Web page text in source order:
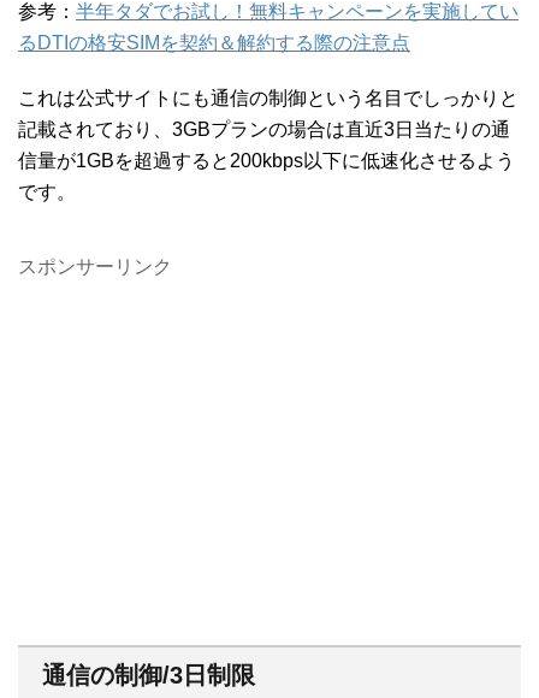
参考： 半年タダでお試し！無料キャンペーンを実施してい
るDTIの格安SIMを契約＆解約する際の注意点
これは公式サイトにも通信の制御という名目でしっかりと
記載されており、3GBプランの場合は直近3日当たりの通
信量が1GBを超過すると200kbps以下に低速化させるよう
です。
スポンサーリンク
通信の制御/3日制限